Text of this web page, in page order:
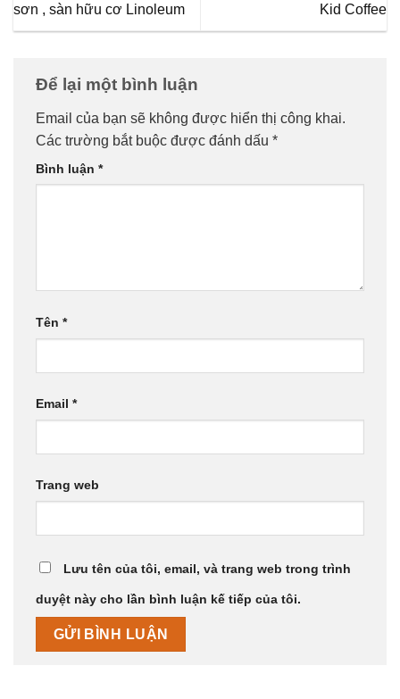
sơn , sàn hữu cơ Linoleum Kid Coffee
Để lại một bình luận
Email của bạn sẽ không được hiển thị công khai.
Các trường bắt buộc được đánh dấu *
Bình luận *
Tên *
Email *
Trang web
Lưu tên của tôi, email, và trang web trong trình
duyệt này cho lần bình luận kế tiếp của tôi.